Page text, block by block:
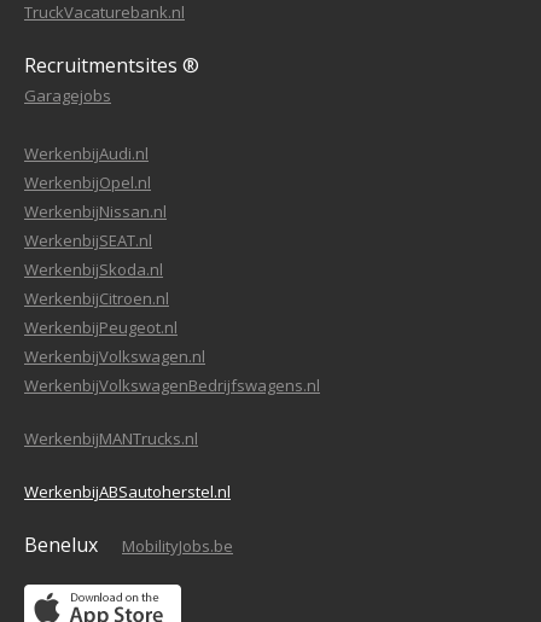
TruckVacaturebank.nl
Recruitmentsites ®
Garagejobs
WerkenbijAudi.nl
WerkenbijOpel.nl
WerkenbijNissan.nl
WerkenbijSEAT.nl
WerkenbijSkoda.nl
WerkenbijCitroen.nl
WerkenbijPeugeot.nl
WerkenbijVolkswagen.nl
WerkenbijVolkswagenBedrijfswagens.nl
WerkenbijMANTrucks.nl
WerkenbijABSautoherstel.nl
Benelux MobilityJobs.be